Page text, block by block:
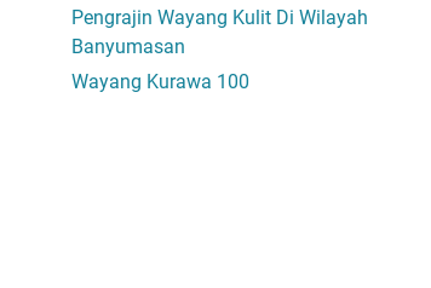
Pengrajin Wayang Kulit Di Wilayah
Banyumasan
Wayang Kurawa 100